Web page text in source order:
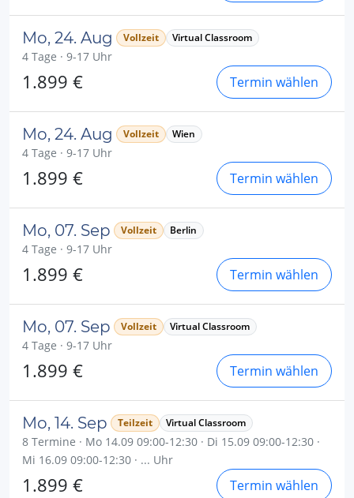
Mo, 24. Aug Vollzeit Virtual Classroom
4 Tage · 9-17 Uhr
1.899 € Termin wählen
Mo, 24. Aug Vollzeit Wien
4 Tage · 9-17 Uhr
1.899 € Termin wählen
Mo, 07. Sep Vollzeit Berlin
4 Tage · 9-17 Uhr
1.899 € Termin wählen
Mo, 07. Sep Vollzeit Virtual Classroom
4 Tage · 9-17 Uhr
1.899 € Termin wählen
Mo, 14. Sep Teilzeit Virtual Classroom
8 Termine · Mo 14.09 09:00-12:30 · Di 15.09 09:00-12:30 ·
Mi 16.09 09:00-12:30 · ... Uhr
1.899 € Termin wählen